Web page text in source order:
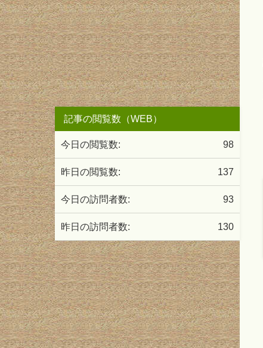
記事の閲覧数（WEB）
98
今日の閲覧数:
137
昨日の閲覧数:
93
今日の訪問者数:
130
昨日の訪問者数: